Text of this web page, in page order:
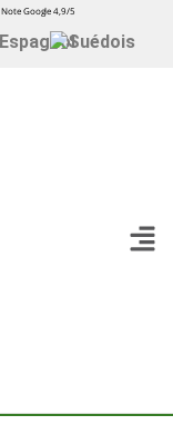
Note Google 4,9/5